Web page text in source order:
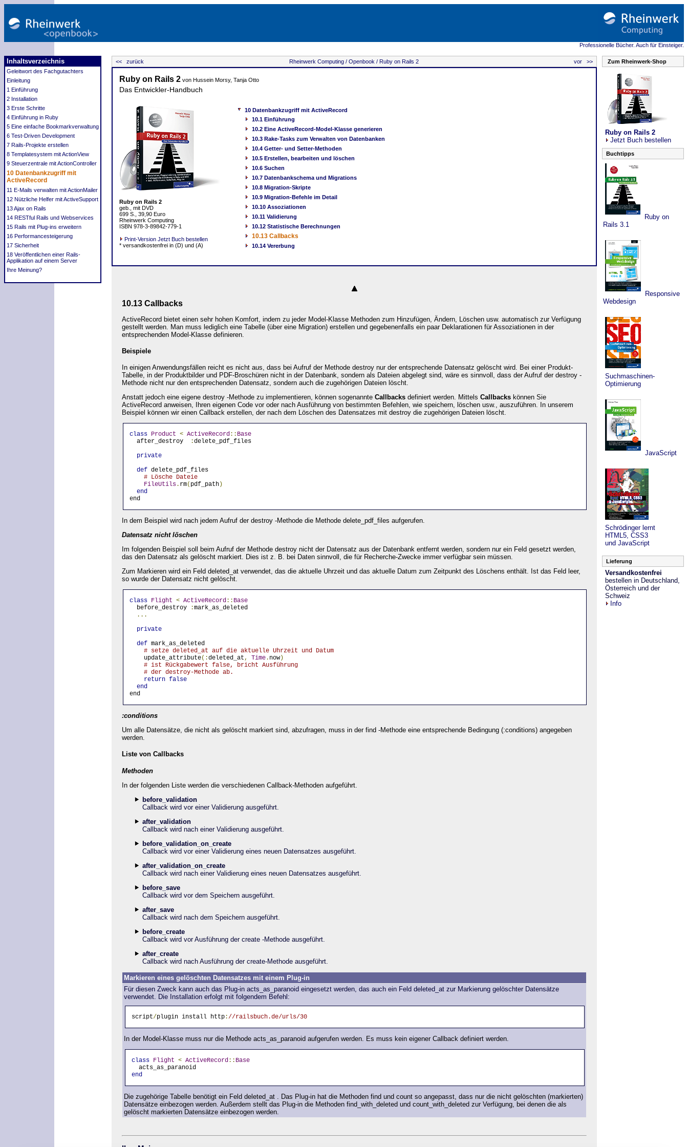
Professionelle Bücher. Auch für Einsteiger.
Inhaltsverzeichnis
Geleitwort des Fachgutachters
Einleitung
1 Einführung
2 Installation
3 Erste Schritte
4 Einführung in Ruby
5 Eine einfache Bookmarkverwaltung
6 Test-Driven Development
7 Rails-Projekte erstellen
8 Templatesystem mit ActionView
9 Steuerzentrale mit ActionController
10 Datenbankzugriff mit
ActiveRecord
11 E-Mails verwalten mit ActionMailer
12 Nützliche Helfer mit ActiveSupport
13 Ajax on Rails
14 RESTful Rails und Webservices
15 Rails mit Plug-ins erweitern
16 Performancesteigerung
17 Sicherheit
18 Veröffentlichen einer Rails-
Applikation auf einem Server
Ihre Meinung?
<< zurück Rheinwerk Computing /Openbook /Ruby on Rails 2 vor >>
Ruby on Rails 2 von Hussein Morsy, Tanja Otto
Das Entwickler-Handbuch
Ruby on Rails 2
geb., mit DVD
699 S., 39,90 Euro
Rheinwerk Computing
ISBN 978-3-89842-779-1
Print-Version Jetzt Buch bestellen
* versandkostenfrei in (D) und (A)
10 Datenbankzugriff mit ActiveRecord
10.1 Einführung
10.2 Eine ActiveRecord-Model-Klasse generieren
10.3 Rake-Tasks zum Verwalten von Datenbanken
10.4 Getter- und Setter-Methoden
10.5 Erstellen, bearbeiten und löschen
10.6 Suchen
10.7 Datenbankschema und Migrations
10.8 Migration-Skripte
10.9 Migration-Befehle im Detail
10.10 Assoziationen
10.11 Validierung
10.12 Statistische Berechnungen
10.13 Callbacks
10.14 Vererbung
10.13 Callbacks
ActiveRecord bietet einen sehr hohen Komfort, indem zu jeder Model-Klasse Methoden zum Hinzufügen, Ändern, Löschen usw. automatisch zur Verfügung
gestellt werden. Man muss lediglich eine Tabelle (über eine Migration) erstellen und gegebenenfalls ein paar Deklarationen für Assoziationen in der
entsprechenden Model-Klasse definieren.
Beispiele
In einigen Anwendungsfällen reicht es nicht aus, dass bei Aufruf der Methode destroy nur der entsprechende Datensatz gelöscht wird. Bei einer Produkt-
Tabelle, in der Produktbilder und PDF-Broschüren nicht in der Datenbank, sondern als Dateien abgelegt sind, wäre es sinnvoll, dass der Aufruf der destroy -
Methode nicht nur den entsprechenden Datensatz, sondern auch die zugehörigen Dateien löscht.
Anstatt jedoch eine eigene destroy -Methode zu implementieren, können sogenannte Callbacks definiert werden. Mittels Callbacks können Sie
ActiveRecord anweisen, Ihren eigenen Code vor oder nach Ausführung von bestimmten Befehlen, wie speichern, löschen usw., auszuführen. In unserem
Beispiel können wir einen Callback erstellen, der nach dem Löschen des Datensatzes mit destroy die zugehörigen Dateien löscht.
class Product < ActiveRecord:: Base
  after_destroy
:delete_pdf_files
private
def delete_pdf_files
# Lösche Dateie
FileUtils. rm( pdf_path )
end
end
In dem Beispiel wird nach jedem Aufruf der destroy -Methode die Methode delete_pdf_files aufgerufen.
Datensatz nicht löschen
Im folgenden Beispiel soll beim Aufruf der Methode destroy nicht der Datensatz aus der Datenbank entfernt werden, sondern nur ein Feld gesetzt werden,
das den Datensatz als gelöscht markiert. Dies ist z. B. bei Daten sinnvoll, die für Recherche-Zwecke immer verfügbar sein müssen.
Zum Markieren wird ein Feld deleted_at verwendet, das die aktuelle Uhrzeit und das aktuelle Datum zum Zeitpunkt des Löschens enthält. Ist das Feld leer,
so wurde der Datensatz nicht gelöscht.
class Flight < ActiveRecord:: Base
  before_destroy
:mark_as_deleted
...
private
def mark_as_deleted
# setze deleted_at auf die aktuelle Uhrzeit und Datum
    update_attribute
(:deleted_at, Time. now )
# ist Rückgabewert false, bricht Ausführung
# der destroy-Methode ab.
return false
end
end
:conditions
Um alle Datensätze, die nicht als gelöscht markiert sind, abzufragen, muss in der find -Methode eine entsprechende Bedingung (:conditions) angegeben
werden.
Liste von Callbacks
Methoden
In der folgenden Liste werden die verschiedenen Callback-Methoden aufgeführt.
before_validation
Callback wird vor einer Validierung ausgeführt.
after_validation
Callback wird nach einer Validierung ausgeführt.
before_validation_on_create
Callback wird vor einer Validierung eines neuen Datensatzes ausgeführt.
after_validation_on_create
Callback wird nach einer Validierung eines neuen Datensatzes ausgeführt.
before_save
Callback wird vor dem Speichern ausgeführt.
after_save
Callback wird nach dem Speichern ausgeführt.
before_create
Callback wird vor Ausführung der create -Methode ausgeführt.
after_create
Callback wird nach Ausführung der create-Methode ausgeführt.
Markieren eines gelöschten Datensatzes mit einem Plug-in
Für diesen Zweck kann auch das Plug-in acts_as_paranoid eingesetzt werden, das auch ein Feld deleted_at zur Markierung gelöschter Datensätze
verwendet. Die Installation erfolgt mit folgendem Befehl:
script/plugin install http://railsbuch.de/urls/30
In der Model-Klasse muss nur die Methode acts_as_paranoid aufgerufen werden. Es muss kein eigener Callback definiert werden.
class Flight < ActiveRecord :: Base
  acts_as_paranoid
end
Die zugehörige Tabelle benötigt ein Feld deleted_at . Das Plug-in hat die Methoden find und count so angepasst, dass nur die nicht gelöschten (markierten)
Datensätze einbezogen werden. Außerdem stellt das Plug-in die Methoden find_with_deleted und count_with_deleted zur Verfügung, bei denen die als
gelöscht markierten Datensätze einbezogen werden.
Zum Rheinwerk-Shop
Ruby on Rails 2
Jetzt Buch bestellen
Buchtipps
Ruby on
Rails 3.1
Responsive
Webdesign
Suchmaschinen-
Optimierung
JavaScript
Schrödinger lernt
HTML5, CSS3
und JavaScript
Lieferung
Versandkostenfrei
bestellen in Deutschland,
Österreich und der
Schweiz
Info